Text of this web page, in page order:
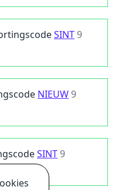
SINT9
NIEUW9
SINT9